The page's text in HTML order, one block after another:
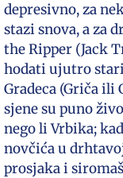
depresivno, za
stazi snova, a za
the Ripper (Jack
hodati ujutro
Gradeca (Griča ili
sjene su puno
nego li Vrbika;
novčića u
prosjaka i